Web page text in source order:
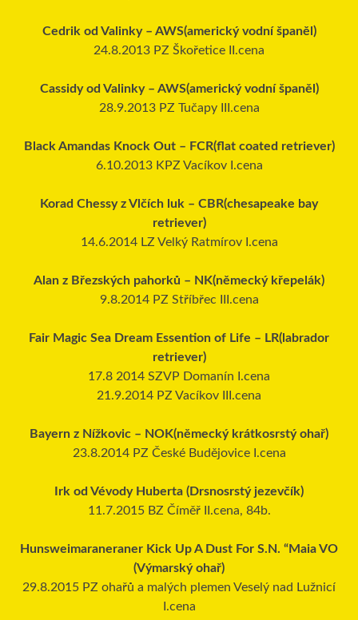
Cedrik od Valinky – AWS(americký vodní španěl)
24.8.2013 PZ Škořetice II.cena
Cassidy od Valinky – AWS(americký vodní španěl)
28.9.2013 PZ Tučapy III.cena
Black Amandas Knock Out – FCR(flat coated retriever)
6.10.2013 KPZ Vacíkov I.cena
Korad Chessy z Vlčích luk – CBR(chesapeake bay
retriever)
14.6.2014 LZ Velký Ratmírov I.cena
Alan z Březských pahorků – NK(německý křepelák)
9.8.2014 PZ Stříbřec III.cena
Fair Magic Sea Dream Essention of Life – LR(labrador
retriever)
17.8 2014 SZVP Domanín I.cena
21.9.2014 PZ Vacíkov III.cena
Bayern z Nížkovic – NOK(německý krátkosrstý ohař)
23.8.2014 PZ České Budějovice I.cena
Irk od Vévody Huberta (Drsnosrstý jezevčík)
11.7.2015 BZ Číměř II.cena, 84b.
Hunsweimaraneraner Kick Up A Dust For S.N. “Maia VO
(Výmarský ohař)
29.8.2015 PZ ohařů a malých plemen Veselý nad Lužnicí
I.cena